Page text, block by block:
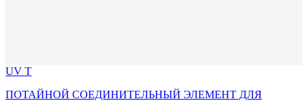
UV T
ПОТАЙНОЙ СОЕДИНИТЕЛЬНЫЙ ЭЛЕМЕНТ ДЛЯ